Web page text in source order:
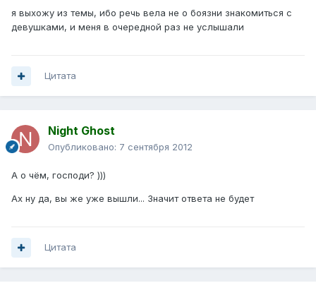
я выхожу из темы, ибо речь вела не о боязни знакомиться с
девушками, и меня в очередной раз не услышали
Цитата
Night Ghost
Опубликовано: 7 сентября 2012
А о чём, господи? )))
Ах ну да, вы же уже вышли... Значит ответа не будет
Цитата